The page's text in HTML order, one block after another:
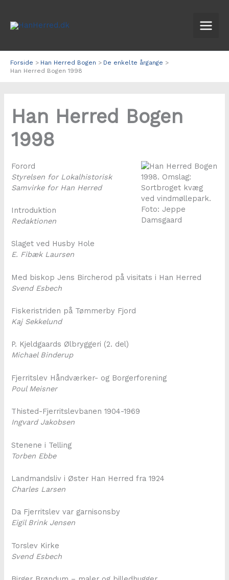
indholdet
Forside Han Herred Bogen
De enkelte årgange
Han Herred Bogen 1998
Han Herred Bogen
1998
Forord
Styrelsen for Lokalhistorisk
Samvirke for Han Herred
Introduktion
Redaktionen
Slaget ved Husby Hole
E. Fibæk Laursen
Med biskop Jens Bircherod på visitats i Han Herred
Svend Esbech
Fiskeristriden på Tømmerby Fjord
Kaj Sekkelund
P. Kjeldgaards Ølbryggeri (2. del)
Michael Binderup
Fjerritslev Håndværker- og Borgerforening
Poul Meisner
Thisted-Fjerritslevbanen 1904-1969
Ingvard Jakobsen
Stenene i Telling
Torben Ebbe
Landmandsliv i Øster Han Herred fra 1924
Charles Larsen
Da Fjerritslev var garnisonsby
Eigil Brink Jensen
Torslev Kirke
Svend Esbech